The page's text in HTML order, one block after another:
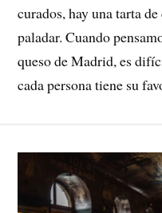
curados, hay una tarta
paladar. Cuando
queso de Madrid, es
cada persona tiene su